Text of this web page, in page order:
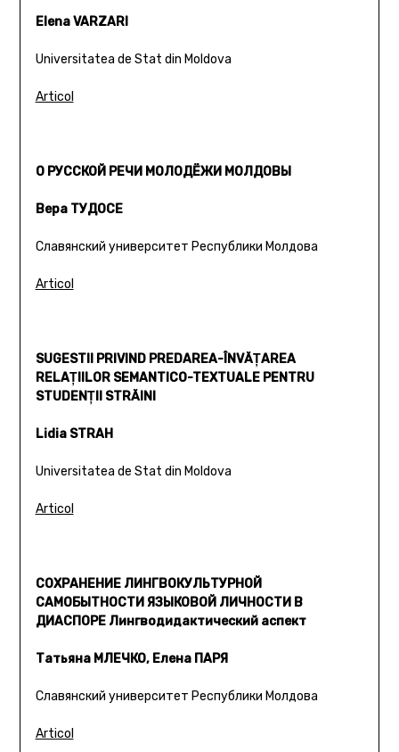
Elena VARZARI
Universitatea de Stat din Moldova
Articol
О РУССКОЙ РЕЧИ МОЛОДЁЖИ МОЛДОВЫ
Вера ТУДОСЕ
Славянский университет Республики Молдова
Articol
SUGESTII PRIVIND PREDAREA-ÎNVĂŢAREA
RELAŢIILOR SEMANTICO-TEXTUALE PENTRU
STUDENŢII STRĂINI
Lidia STRAH
Universitatea de Stat din Moldova
Articol
СОХРАНЕНИЕ ЛИНГВОКУЛЬТУРНОЙ
САМОБЫТНОСТИ ЯЗЫКОВОЙ ЛИЧНОСТИ В
ДИАСПОРЕ Лингводидактический аспект
Татьяна МЛЕЧКО, Елена ПАРЯ
Славянский университет Республики Молдова
Articol